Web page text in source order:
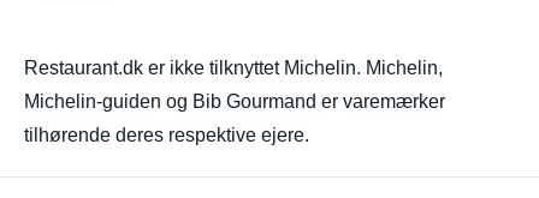
Restaurant.dk er ikke tilknyttet Michelin. Michelin,
Michelin-guiden og Bib Gourmand er varemærker
tilhørende deres respektive ejere.